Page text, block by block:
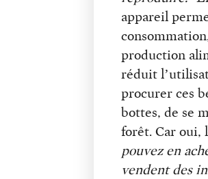
appareil
production
réduit
procurer ces
bottes, de se
forêt. Car oui,
pouvez en
vendent des